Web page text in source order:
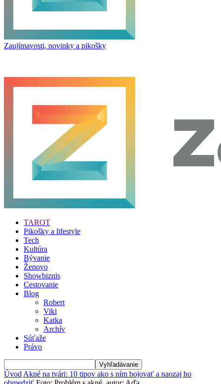
Zaujímavosti, novinky a pikošky
TAROT
Pikošky a lifestyle
Tech
Kultúra
Bývanie
Ženovo
Showbiznis
Cestovanie
Blog
Robert
Viki
Katka
Archív
Súťaže
Právo
Úvod Akné na tvári: 10 tipov ako s ním bojovať a naozaj ho